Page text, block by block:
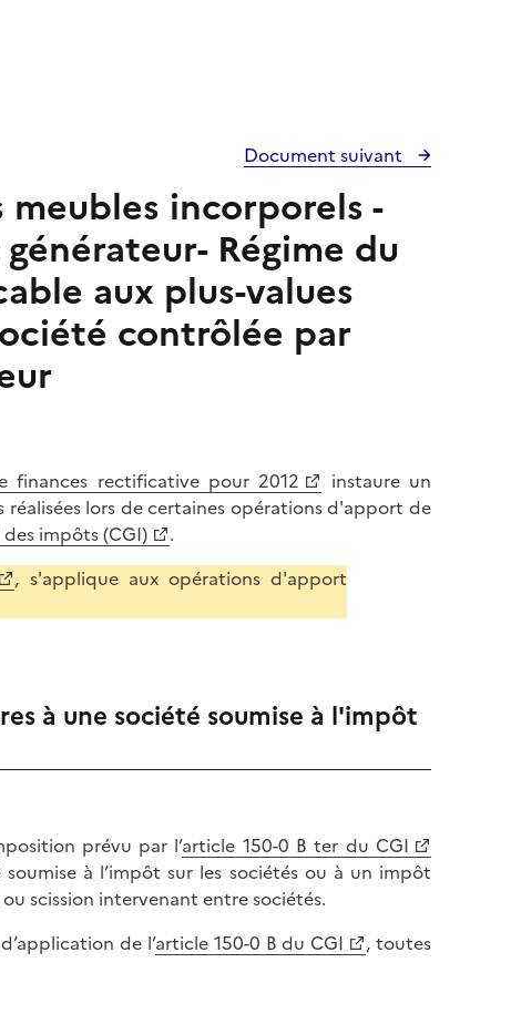
Document suivant
meubles incorporels -
Régime du
aux plus-values
contrôlée par
finances rectificative pour 2012
instaure un
lors de certaines opérations d'apport de
impôts (CGI)
.
, s'applique aux opérations d'apport
à une société soumise à l'impôt
prévu par l’article 150-0 B ter du CGI
à l’impôt sur les sociétés ou à un impôt
scission intervenant entre sociétés.
de l’article 150-0 B du CGI
, toutes